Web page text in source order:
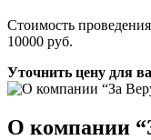
Стоимость
10000 руб.
Уточнить цену для
О компании